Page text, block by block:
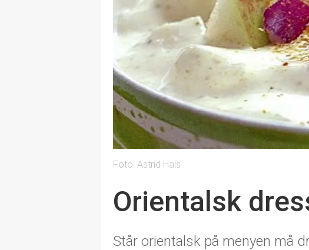
Foto: Astrid Hals
Orientalsk
Står orientalsk på menyen må